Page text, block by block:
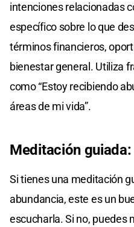
intenciones relacionadas
específico sobre lo que
términos financieros,
bienestar general. Utiliza
como “Estoy recibiendo
áreas de mi vida”.
Meditación guiada:
Si tienes una meditación
abundancia, este es un
escucharla. Si no, puedes